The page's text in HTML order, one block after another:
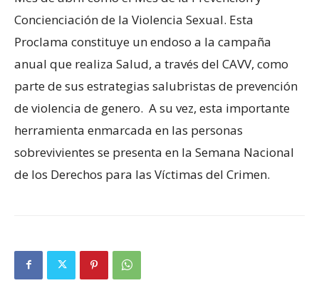
Concienciación de la Violencia Sexual. Esta
Proclama constituye un endoso a la campaña
anual que realiza Salud, a través del CAVV, como
parte de sus estrategias salubristas de prevención
de violencia de genero. A su vez, esta importante
herramienta enmarcada en las personas
sobrevivientes se presenta en la Semana Nacional
de los Derechos para las Víctimas del Crimen.